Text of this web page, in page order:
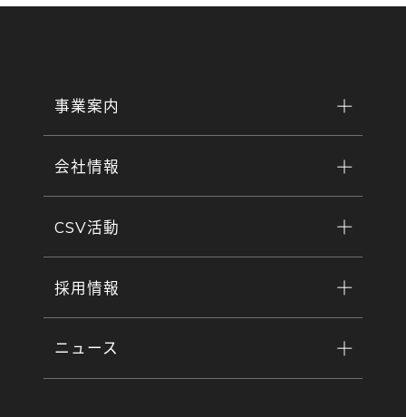
事業案内
会社情報
CSV活動
採用情報
ニュース